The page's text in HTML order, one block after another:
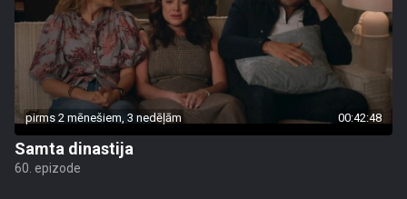
pirms 2 mēnešiem, 3 nedēļām 00:42:48
Samta dinastija
60. epizode